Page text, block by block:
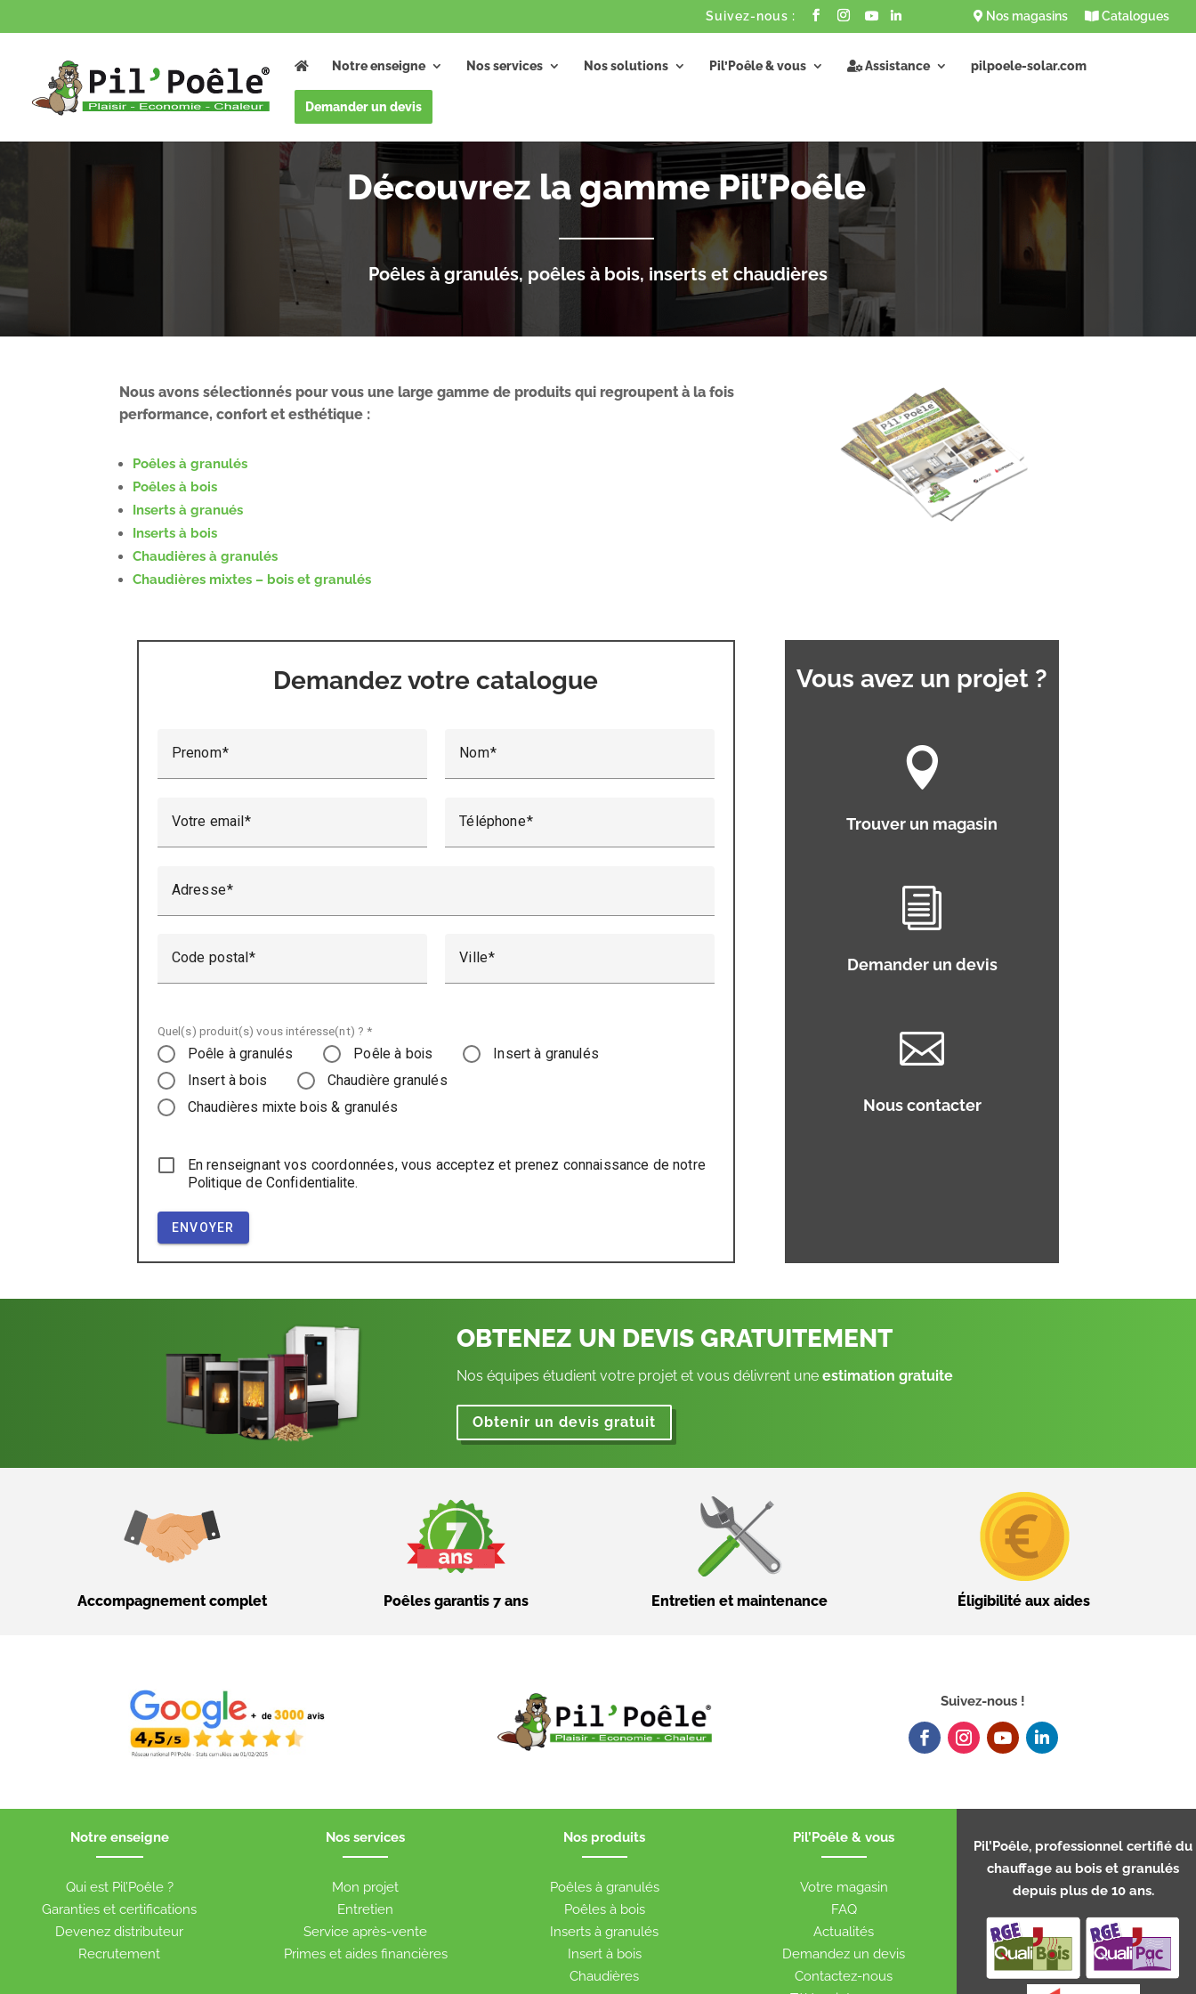
Nos magasins Catalogues
Notre enseigne Nos services Nos solutions Pil’Poêle & vous Assistance pilpoele-solar.com
Demander un devis
Découvrez la gamme Pil’Poêle
Poêles à granulés, poêles à bois, inserts et chaudières
Nous avons sélectionnés pour vous une large gamme de produits qui regroupent à la fois
performance, confort et esthétique :
Poêles à granulés
Poêles à bois
Inserts à granués
Inserts à bois
Chaudières à granulés
Chaudières mixtes – bois et granulés
Demandez votre catalogue
Prenom Nom
Votre email Téléphone
Adresse
Code postal Ville
Quel(s) produit(s) vous intéresse(nt) ? *
Poêle à granulés Poêle à bois
Insert à granulés
Insert à bois
Chaudière granulés
Chaudières mixte bois & granulés
En renseignant vos coordonnées, vous acceptez et prenez connaissance de notre
Politique de Confidentialite.
ENVOYER
Vous avez un projet ?

Trouver un magasin
i
Demander un devis

Nous contacter
OBTENEZ UN DEVIS GRATUITEMENT
Nos équipes étudient votre projet et vous délivrent une estimation gratuite
Obtenir un devis gratuit
Accompagnement complet Poêles garantis 7 ans Entretien et maintenance Éligibilité aux aides
Suivez-nous !
Notre enseigne
Qui est Pil’Poêle ?
Garanties et certifications
Devenez distributeur
Recrutement
Nos services
Mon projet
Entretien
Service après-vente
Primes et aides financières
Nos produits
Poêles à granulés
Poêles à bois
Inserts à granulés
Insert à bois
Chaudières
Pil’Poêle & vous
Votre magasin
FAQ
Actualités
Demandez un devis
Contactez-nous
Pil’Poêle, professionnel certifié du
chauffage au bois et granulés
depuis plus de 10 ans.